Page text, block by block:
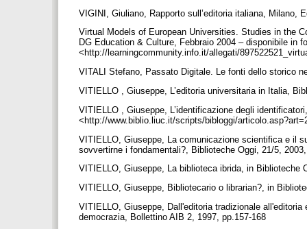
VIGINI, Giuliano, Rapporto sull’editoria italiana, Milano,
Virtual Models of European Universities. Studies in the
DG Education & Culture, Febbraio 2004 – disponibile in
<http://learningcommunity.info.it/allegati/
VITALI Stefano, Passato Digitale. Le fonti dello storico
VITIELLO , Giuseppe, L’editoria universitaria in Italia,
VITIELLO , Giuseppe, L’identificazione degli
<http://www.biblio.liuc.it/scripts/bibloggi/
VITIELLO, Giuseppe, La comunicazione scientifica e il
sovvertirne i fondamentali?, Biblioteche Oggi, 21/5,
VITIELLO, Giuseppe, La biblioteca ibrida, in Biblioteche
VITIELLO, Giuseppe, Bibliotecario o librarian?, in
VITIELLO, Giuseppe, Dall'editoria tradizionale
democrazia, Bollettino AIB 2, 1997, pp.157-168